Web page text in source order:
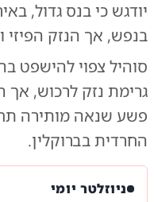
יודגש כי בנס גדול,
בנפש, אך הנזק
סוהיל צפוי להישפט
גרימת נזק לרכוש, אך
פשע שנאה מותירה
החרדית בברוקלין.
ניוזלטר יומי